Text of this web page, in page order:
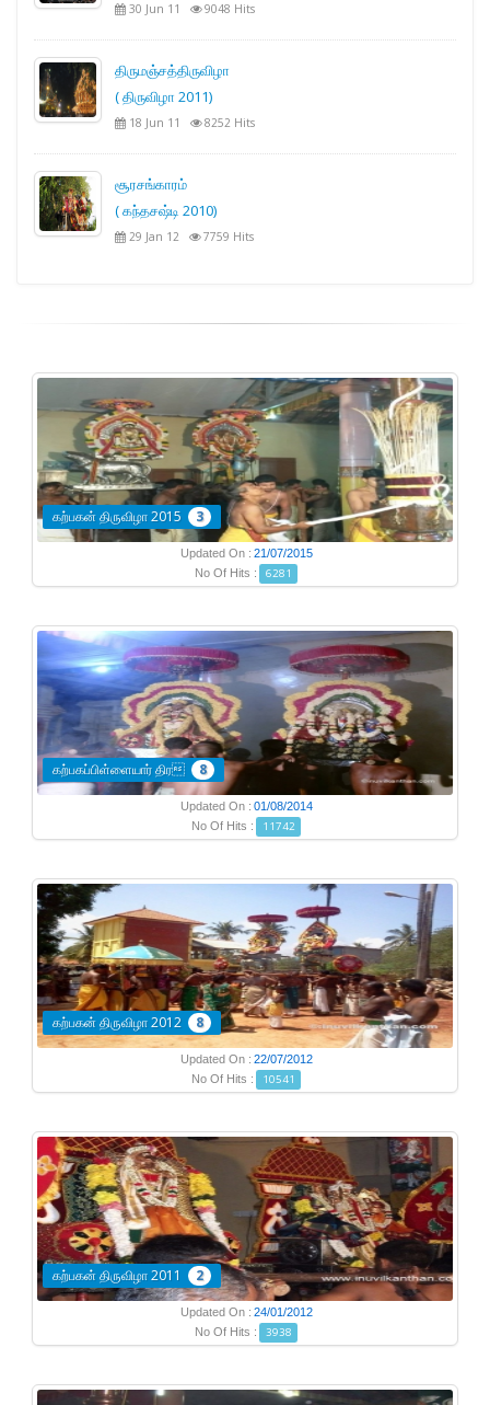
30 Jun 11 9048 Hits
திருமஞ்சத்திருவிழா
( திருவிழா 2011)
18 Jun 11 8252 Hits
சூரசங்காரம்
( கந்தசஷ்டி 2010)
29 Jan 12 7759 Hits
கற்பகன் திருவிழா 2015 3
Updated On : 21/07/2015
No Of Hits :
6281
கற்பகப்பிள்ளையார் திர 8
Updated On : 01/08/2014
No Of Hits :
11742
கற்பகன் திருவிழா 2012 8
Updated On : 22/07/2012
No Of Hits :
10541
கற்பகன் திருவிழா 2011 2
Updated On : 24/01/2012
No Of Hits :
3938